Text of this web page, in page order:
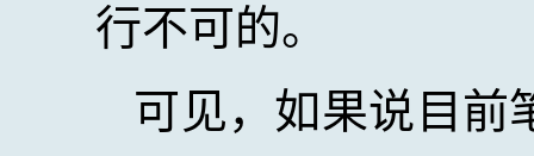
行不可的。
可见，如果说目前